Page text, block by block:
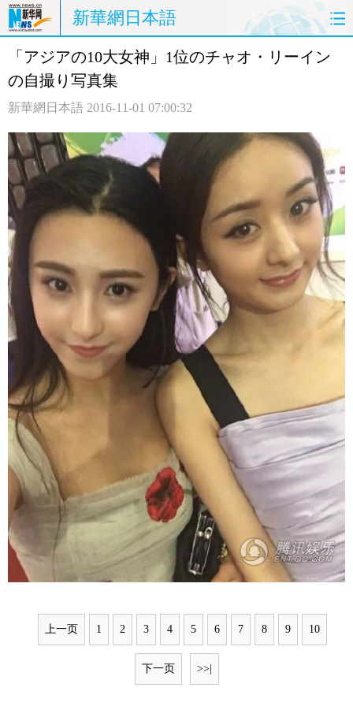
新華網日本語
ホームページ 政治 経済
観光 評論 写真
中日対訳
「アジアの10大女神」1位のチャオ・リーイン
の自撮り写真集
新華網日本語 2016-11-01 07:00:32
上一页 1 2 3 4 5 6 7 8 9 10
下一页 >>|